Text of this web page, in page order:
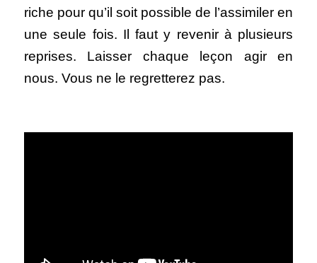
riche pour qu’il soit possible de l’assimiler en
une seule fois. Il faut y revenir à plusieurs
reprises. Laisser chaque leçon agir en
nous. Vous ne le regretterez pas.